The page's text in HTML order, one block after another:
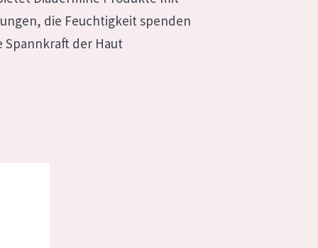
die Feuchtigkeit spenden
Spannkraft der Haut